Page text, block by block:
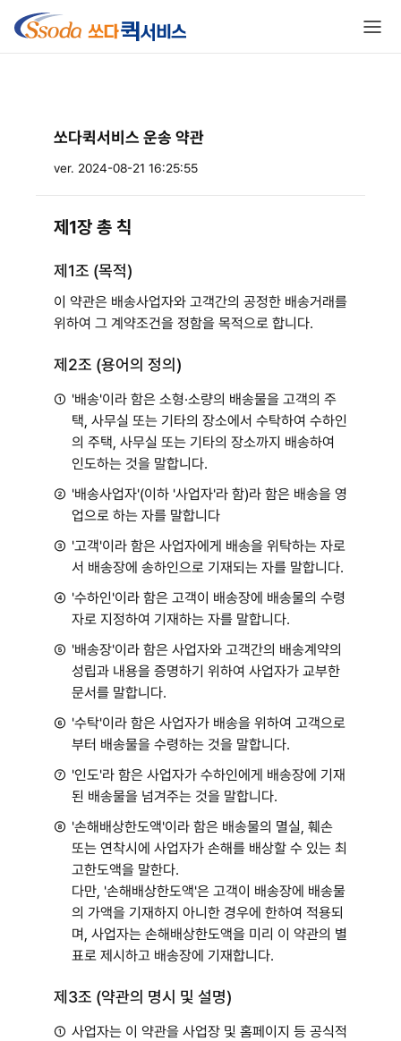
쏘다퀵서비스운송 약관
ver. 2024-08-21 16:25:55
제1장 총 칙
제1조 (목적)
이 약관은 배송사업자와 고객간의 공정한 배송거래를
위하여 그 계약조건을 정함을 목적으로 합니다.
제2조 (용어의 정의)
① '배송'이라 함은 소형·소량의 배송물을 고객의 주
택, 사무실 또는 기타의 장소에서 수탁하여 수하인
의 주택, 사무실 또는 기타의 장소까지 배송하여
인도하는 것을 말합니다.
② '배송사업자'(이하 '사업자'라 함)라 함은 배송을 영
업으로 하는 자를 말합니다
③ '고객'이라 함은 사업자에게 배송을 위탁하는 자로
서 배송장에 송하인으로 기재되는 자를 말합니다.
④ '수하인'이라 함은 고객이 배송장에 배송물의 수령
자로 지정하여 기재하는 자를 말합니다.
⑤ '배송장'이라 함은 사업자와 고객간의 배송계약의
성립과 내용을 증명하기 위하여 사업자가 교부한
문서를 말합니다.
⑥ '수탁'이라 함은 사업자가 배송을 위하여 고객으로
부터 배송물을 수령하는 것을 말합니다.
⑦ '인도'라 함은 사업자가 수하인에게 배송장에 기재
된 배송물을 넘겨주는 것을 말합니다.
⑧ '손해배상한도액'이라 함은 배송물의 멸실, 훼손
또는 연착시에 사업자가 손해를 배상할 수 있는 최
고한도액을 말한다.
다만, '손해배상한도액'은 고객이 배송장에 배송물
의 가액을 기재하지 아니한 경우에 한하여 적용되
며, 사업자는 손해배상한도액을 미리 이 약관의 별
표로 제시하고 배송장에 기재합니다.
제3조 (약관의 명시 및 설명)
① 사업자는 이 약관을 사업장 및 홈페이지 등 공식적